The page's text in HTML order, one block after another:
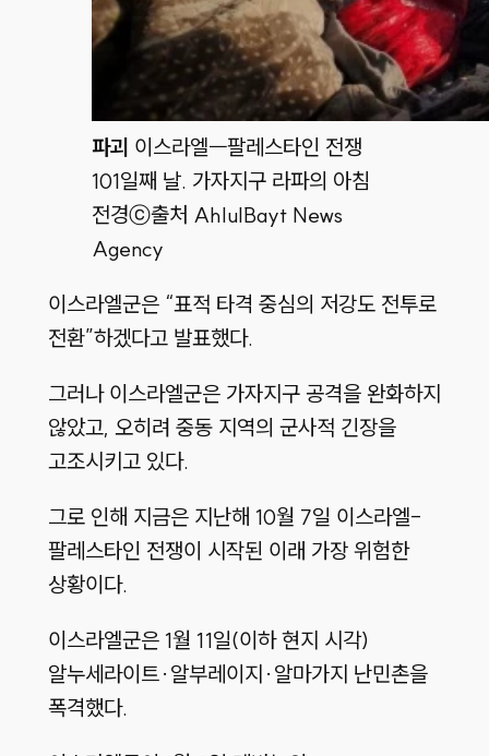
파괴 이스라엘ㅡ팔레스타인 전쟁
101일째 날. 가자지구 라파의 아침
전경ⓒ출처 AhlulBayt News
Agency
이스라엘군은 “표적 타격 중심의 저강도 전투로
전환”하겠다고 발표했다.
그러나 이스라엘군은 가자지구 공격을 완화하지
않았고, 오히려 중동 지역의 군사적 긴장을
고조시키고 있다.
그로 인해 지금은 지난해 10월 7일 이스라엘-
팔레스타인 전쟁이 시작된 이래 가장 위험한
상황이다.
이스라엘군은 1월 11일(이하 현지 시각)
알누세라이트·알부레이지·알마가지 난민촌을
폭격했다.